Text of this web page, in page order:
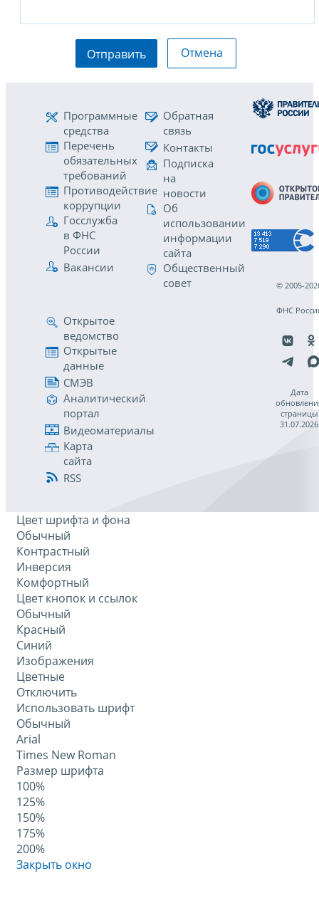
Отправить Отмена
Программные
средства
Перечень
обязательных
требований
Противодействие
коррупции
Госслужба
в ФНС
России
Вакансии
Обратная
связь
Контакты
Подписка
на
новости
Об
использовании
информации
сайта
Общественный
совет
Открытое
ведомство
Открытые
данные
СМЭВ
Аналитический
портал
Видеоматериалы
Карта
сайта
RSS
© 2005-
ФНС
Дата
страницы
31.07.2026
Цвет шрифта и фона
Обычный
Контрастный
Инверсия
Комфортный
Цвет кнопок и ссылок
Обычный
Красный
Синий
Изображения
Цветные
Отключить
Использовать шрифт
Обычный
Arial
Times New Roman
Размер шрифта
100%
125%
150%
175%
200%
Закрыть окно